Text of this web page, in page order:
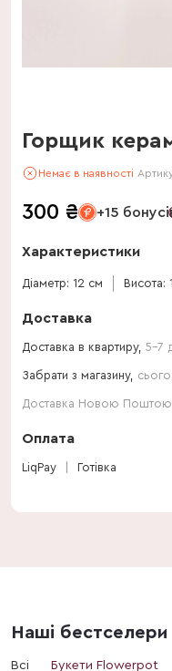
Горщик
Немає в наявності
300 ₴ +15
Характеристики
Діаметр: 12 см Висота:
Доставка
Доставка в квартиру, 5-7
Забрати з магазину,
Доставка Новою Поштою
Оплата
LiqPay Готівка
Наші бестселери
Всі Букети Flowerpot